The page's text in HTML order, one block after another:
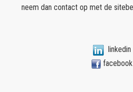
neem dan contact op met de
linkedin
facebook